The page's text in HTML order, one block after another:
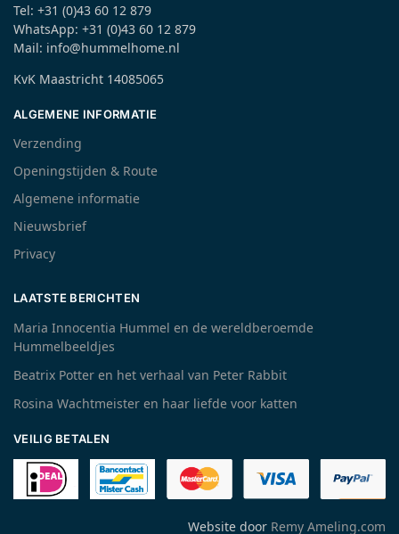
Tel: +31 (0)43 60 12 879
WhatsApp: +31 (0)43 60 12 879
Mail: info@hummelhome.nl
KvK Maastricht 14085065
ALGEMENE INFORMATIE
Verzending
Openingstijden & Route
Algemene informatie
Nieuwsbrief
Privacy
LAATSTE BERICHTEN
Maria Innocentia Hummel en de wereldberoemde
Hummelbeeldjes
Beatrix Potter en het verhaal van Peter Rabbit
Rosina Wachtmeister en haar liefde voor katten
VEILIG BETALEN
Website door Remy Ameling.com